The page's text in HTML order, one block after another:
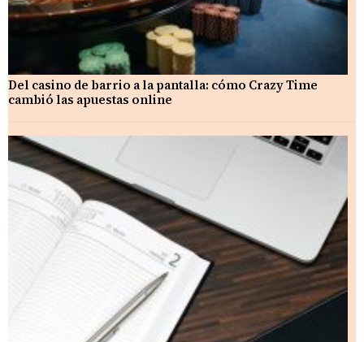
Del casino de barrio a la pantalla: cómo Crazy Time
cambió las apuestas online